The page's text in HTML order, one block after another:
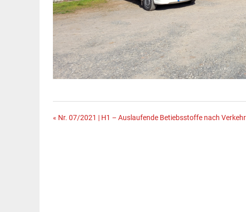
Beitragsnavigation
« Nr. 07/2021 | H1 – Auslaufende Betiebsstoffe nach